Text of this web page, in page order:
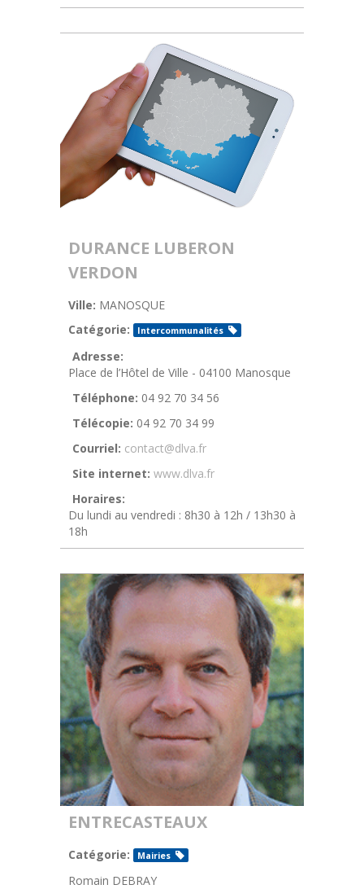
DURANCE LUBERON
VERDON
Ville: MANOSQUE
Catégorie:
Intercommunalités
Adresse:
Place de l’Hôtel de Ville - 04100 Manosque
Téléphone: 04 92 70 34 56
Télécopie: 04 92 70 34 99
Courriel: contact@dlva.fr
Site internet: www.dlva.fr
Horaires:
Du lundi au vendredi : 8h30 à 12h / 13h30 à
18h
ENTRECASTEAUX
Catégorie: Mairies
Romain DEBRAY